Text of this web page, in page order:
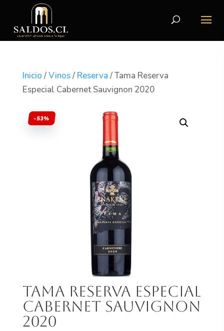
Inicio /Vinos/ Reserva / Tama Reserva
Especial Cabernet Sauvignon 2020
-53%
Tama Reserva Especial
Cabernet Sauvignon
2020